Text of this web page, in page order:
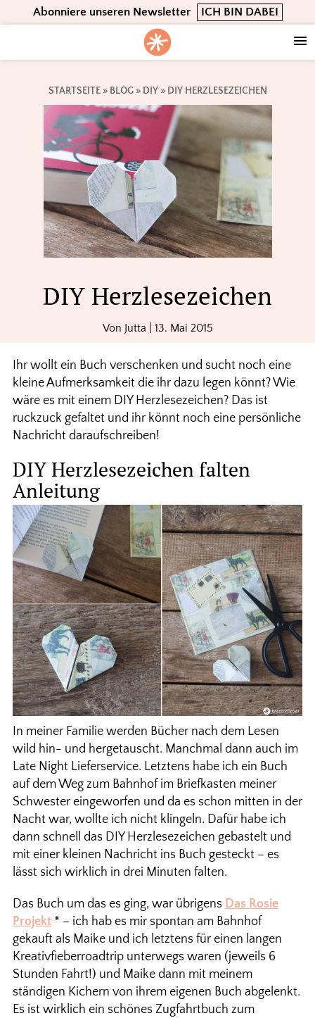
to
navigation
to
content
to
Abonniere unseren Newsletter ICH BIN DABEI
STARTSEITE» BLOG» DIY» DIY HERZLESEZEICHEN
DIY Herzlesezeichen
Von Jutta 13. Mai 2015
Ihr wollt ein Buch verschenken und sucht noch eine
kleine Aufmerksamkeit die ihr dazu legen könnt? Wie
wäre es mit einem DIY Herzlesezeichen? Das ist
ruckzuck gefaltet und ihr könnt noch eine persönliche
Nachricht daraufschreiben!
DIY Herzlesezeichen falten
Anleitung
In meiner Familie werden Bücher nach dem Lesen
wild hin- und hergetauscht. Manchmal dann auch im
Late Night Lieferservice. Letztens habe ich ein Buch
auf dem Weg zum Bahnhof im Briefkasten meiner
Schwester eingeworfen und da es schon mitten in der
Nacht war, wollte ich nicht klingeln. Dafür habe ich
dann schnell das DIY Herzlesezeichen gebastelt und
mit einer kleinen Nachricht ins Buch gesteckt – es
lässt sich wirklich in drei Minuten falten.
Das Buch um das es ging, war übrigens Das Rosie
Projekt* – ich hab es mir spontan am Bahnhof
gekauft als Maike und ich letztens für einen langen
Kreativfieberroadtrip unterwegs waren (jeweils 6
Stunden Fahrt!) und Maike dann mit meinem
ständigen Kichern von ihrem eigenen Buch abgelenkt.
Es ist wirklich ein schönes Zugfahrtbuch zum